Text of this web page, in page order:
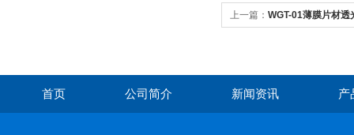
上一篇： WGT-01薄膜片材透
首页 公司简介 新闻资讯 产